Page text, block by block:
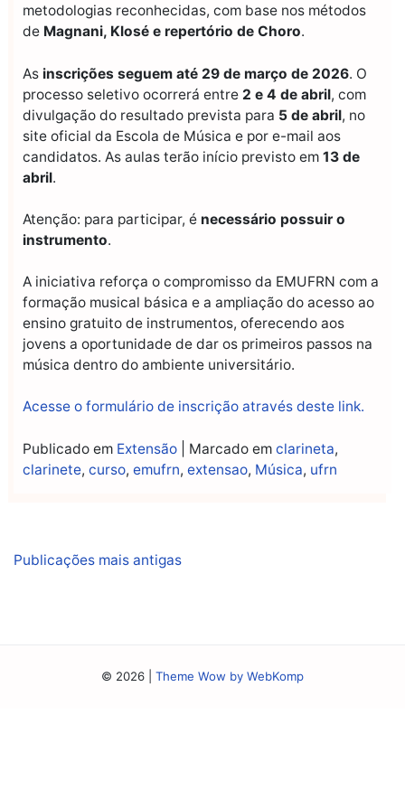
metodologias reconhecidas, com base nos métodos
de Magnani, Klosé e repertório de Choro.
As inscrições seguem até 29 de março de 2026. O
processo seletivo ocorrerá entre 2 e 4 de abril, com
divulgação do resultado prevista para 5 de abril, no
site oficial da Escola de Música e por e-mail aos
candidatos. As aulas terão início previsto em 13 de
abril.
Atenção: para participar, é necessário possuir o
instrumento.
A iniciativa reforça o compromisso da EMUFRN com a
formação musical básica e a ampliação do acesso ao
ensino gratuito de instrumentos, oferecendo aos
jovens a oportunidade de dar os primeiros passos na
música dentro do ambiente universitário.
Acesse o formulário de inscrição através deste link.
Publicado em Extensão Marcado em clarineta,
clarinete, curso, emufrn, extensao, Música, ufrn
Navegação
Publicações mais antigas
© 2026 Theme Wow by WebKomp